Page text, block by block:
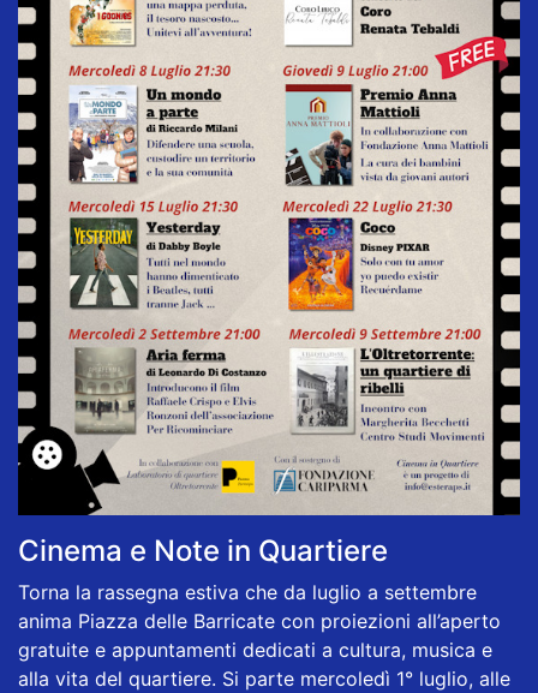
Cinema e Note in Quartiere
Torna la rassegna estiva che da luglio a settembre
anima Piazza delle Barricate con proiezioni all’aperto
gratuite e appuntamenti dedicati a cultura, musica e
alla vita del quartiere. Si parte mercoledì 1° luglio, alle